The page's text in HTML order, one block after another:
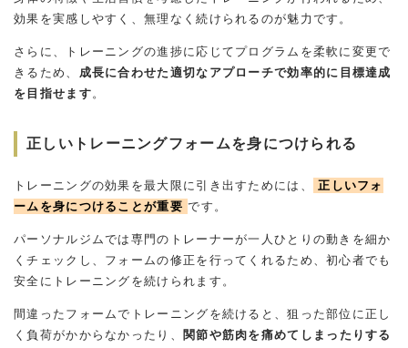
効果を実感しやすく、無理なく続けられるのが魅力です。
さらに、トレーニングの進捗に応じてプログラムを柔軟に変更で
きるため、 成長に合わせた適切なアプローチで効率的に目標達成
を目指せます。
正しいトレーニングフォームを身につけられる
トレーニングの効果を最大限に引き出すためには、
正しいフォ
ームを身につけることが重要 です。
パーソナルジムでは専門のトレーナーが一人ひとりの動きを細か
くチェックし、フォームの修正を行ってくれるため、初心者でも
安全にトレーニングを続けられます。
間違ったフォームでトレーニングを続けると、狙った部位に正し
く負荷がかからなかったり、
関節や筋肉を痛めてしまったりする